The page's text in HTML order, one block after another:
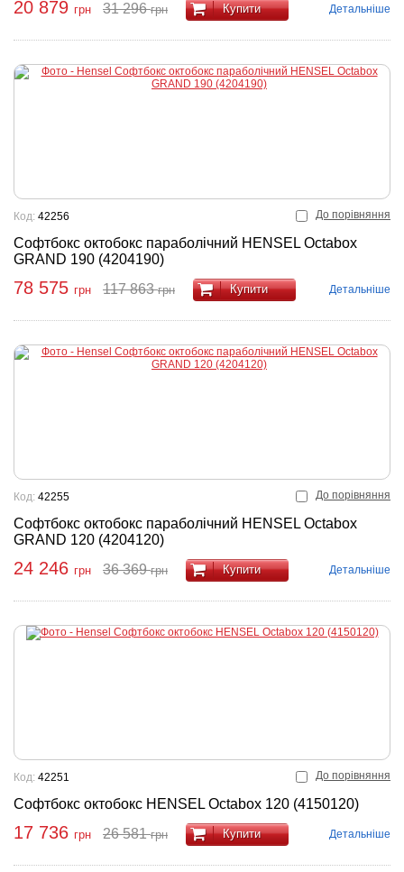
20 879 грн 31 296грн Купити Детальніше
До порівняння
Софтбокс октобокс параболічний HENSEL Octabox
GRAND 190 (4204190)
Код: 42256
78 575 грн 117 863грн Купити Детальніше
До порівняння
Софтбокс октобокс параболічний HENSEL Octabox
GRAND 120 (4204120)
Код: 42255
24 246 грн 36 369грн Купити Детальніше
До порівняння
Софтбокс октобокс HENSEL Octabox 120 (4150120)
Код: 42251
17 736 грн 26 581грн Купити Детальніше